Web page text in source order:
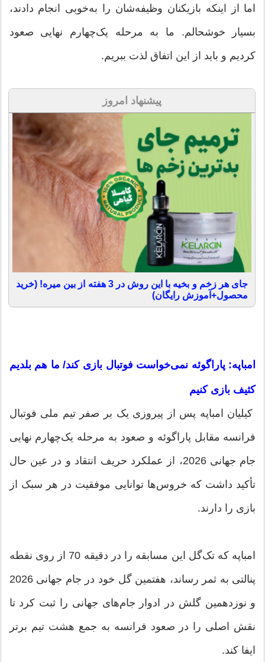
اما از اینکه بازیکنان وظیفه‌شان را به‌خوبی انجام دادند،
بسیار خوشحالم. ما به مرحله یک‌چهارم نهایی صعود
کردیم و باید از این اتفاق لذت ببریم.
پیشنهاد امروز
جای هر زخم و بخیه با این روش در 3 هفته از بین میره! (خرید
محصول+آموزش رایگان)
امباپه: پاراگوئه نمی‌خواست فوتبال بازی کند/ ما هم بلدیم
کثیف بازی کنیم
کیلیان امباپه پس از پیروزی یک بر صفر تیم ملی فوتبال
فرانسه مقابل پاراگوئه و صعود به مرحله یک‌چهارم نهایی
جام جهانی 2026، از عملکرد حریف انتقاد و در عین حال
تأکید داشت که خروس‌ها توانایی موفقیت در هر سبک از
بازی را دارند.
امباپه که تک‌گل این مسابقه را در دقیقه 70 از روی نقطه
پنالتی به ثمر رساند، هفتمین گل خود در جام جهانی 2026
و نوزدهمین گلش در ادوار جام‌های جهانی را ثبت کرد تا
نقش اصلی را در صعود فرانسه به جمع هشت تیم برتر
ایفا کند.